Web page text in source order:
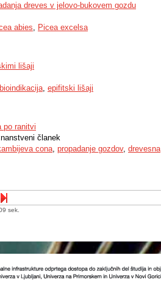
dreves v jelovo-bukovem gozdu
abies, Picea excelsa
lišaji
bioindikacija, epifitski lišaji
po ranitvi
članek
cona, propadanje gozdov, drevesna
sek.